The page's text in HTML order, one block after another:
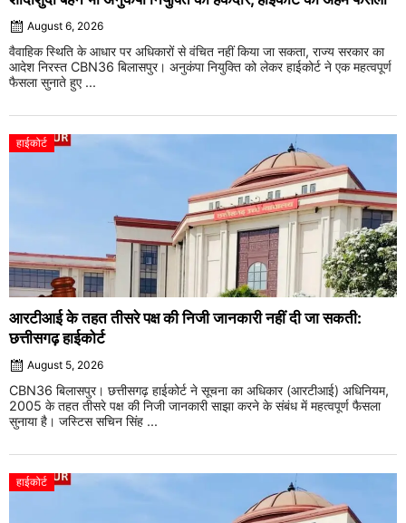
August 6, 2026
वैवाहिक स्थिति के आधार पर अधिकारों से वंचित नहीं किया जा सकता, राज्य सरकार का
आदेश निरस्त CBN36 बिलासपुर। अनुकंपा नियुक्ति को लेकर हाईकोर्ट ने एक महत्वपूर्ण
फैसला सुनाते हुए ...
हाईकोर्ट
आरटीआई के तहत तीसरे पक्ष की निजी जानकारी नहीं दी जा सकती:
छत्तीसगढ़ हाईकोर्ट
August 5, 2026
CBN36 बिलासपुर। छत्तीसगढ़ हाईकोर्ट ने सूचना का अधिकार (आरटीआई) अधिनियम,
2005 के तहत तीसरे पक्ष की निजी जानकारी साझा करने के संबंध में महत्वपूर्ण फैसला
सुनाया है। जस्टिस सचिन सिंह ...
हाईकोर्ट